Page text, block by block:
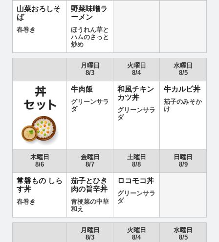
山菜おろしそ
ば
春巻き
野菜味噌ラ
ーメン
ほうれん草と
ハムのさっと
炒め
月曜日
8/3
火曜日
8/4
水曜日
8/5
牛肉飯
グリーンサラ
ダ
和風チキン
カツ丼
グリーンサラ
ダ
牛カルビ丼
茄子のみそか
け
木曜日
8/6
金曜日
8/7
土曜日
8/8
日曜日
8/9
常磐もの しら
す丼
春巻き
茄子とひき
肉の旨辛丼
青梗菜の中華
和え
ロコモコ丼
グリーンサラ
ダ
月曜日
8/3
火曜日
8/4
水曜日
8/5